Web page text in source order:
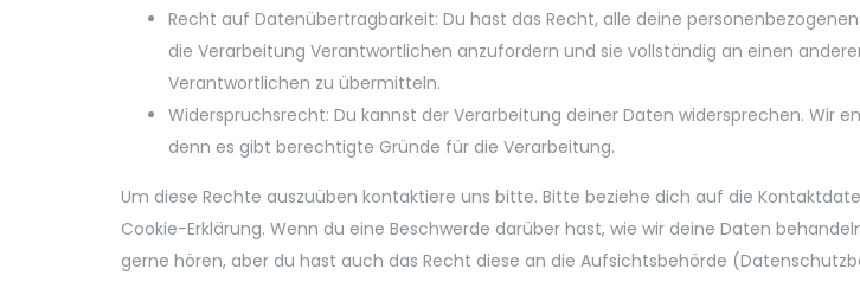
Recht auf Datenübertragbarkeit: Du hast das Recht, alle deine
die Verarbeitung Verantwortlichen anzufordern und sie vollständig an einen
Verantwortlichen zu übermitteln.
Widerspruchsrecht: Du kannst der Verarbeitung deiner Daten widersprechen. Wir
denn es gibt berechtigte Gründe für die Verarbeitung.
Um diese Rechte auszuüben kontaktiere uns bitte. Bitte beziehe dich auf die
Cookie-Erklärung. Wenn du eine Beschwerde darüber hast, wie wir deine Daten
gerne hören, aber du hast auch das Recht diese an die Aufsichtsbehörde